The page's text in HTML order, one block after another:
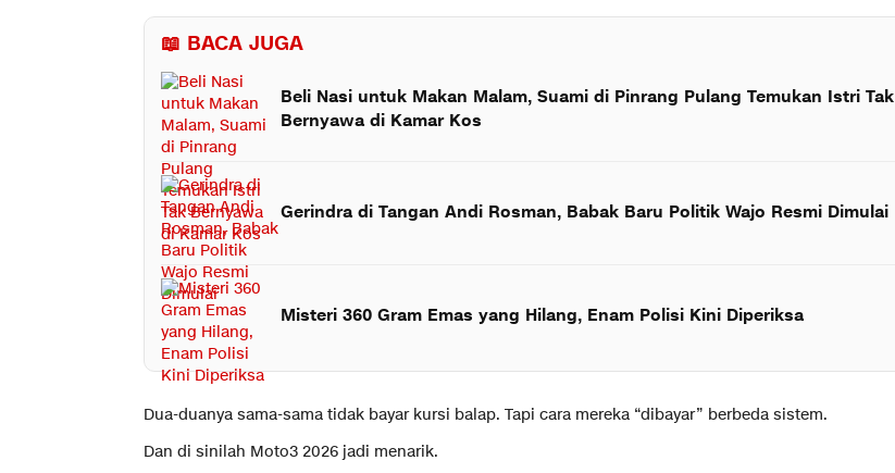
📖 BACA JUGA
Beli Nasi untuk Makan Malam, Suami di Pinrang Pulang Temukan Istri Tak
Bernyawa di Kamar Kos
Gerindra di Tangan Andi Rosman, Babak Baru Politik Wajo Resmi Dimulai
Misteri 360 Gram Emas yang Hilang, Enam Polisi Kini Diperiksa
Dua-duanya sama-sama tidak bayar kursi balap. Tapi cara mereka “dibayar” berbeda sistem.
Dan di sinilah Moto3 2026 jadi menarik.